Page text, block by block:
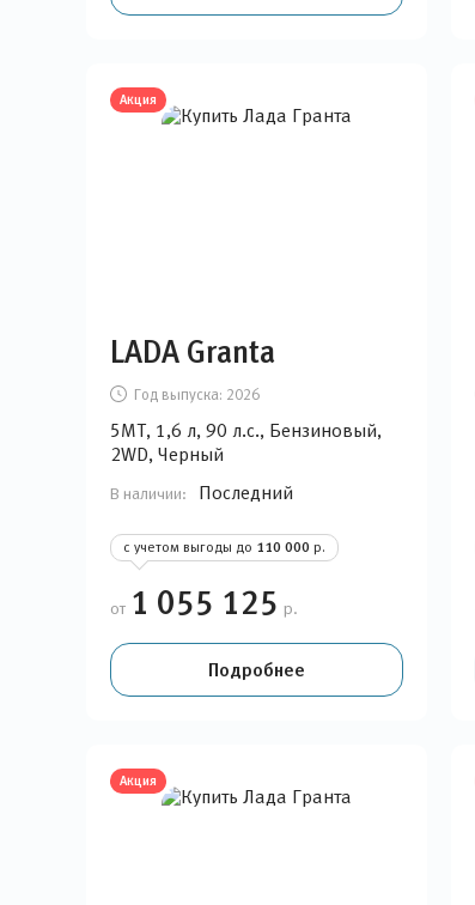
Акция
LADA Granta
Год выпуска: 2026
5MT, 1,6 л, 90 л.с., Бензиновый,
2WD, Черный
В наличии: Последний
с учетом выгоды до 110 000 р.
от 1 055 125 р.
Подробнее
Акция